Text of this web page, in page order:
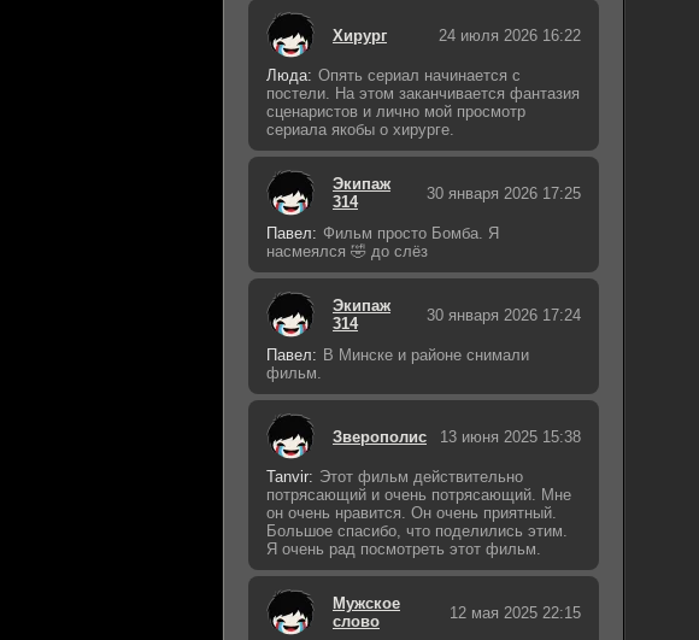
Хирург 24 июля 2026 16:22
Люда: Опять сериал начинается с
постели. На этом заканчивается фантазия
сценаристов и лично мой просмотр
сериала якобы о хирурге.
Экипаж
314
30 января 2026 17:25
Павел: Фильм просто Бомба. Я
насмеялся 🤣 до слёз
Экипаж
314
30 января 2026 17:24
Павел: В Минске и районе снимали
фильм.
Зверополис 13 июня 2025 15:38
Tanvir: Этот фильм действительно
потрясающий и очень потрясающий. Мне
он очень нравится. Он очень приятный.
Большое спасибо, что поделились этим.
Я очень рад посмотреть этот фильм.
Мужское
слово
12 мая 2025 22:15